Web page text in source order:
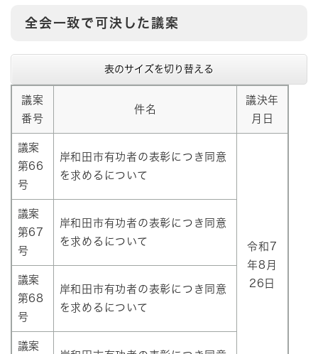
全会一致で可決した議案
表のサイズを切り替える
議案
番号
件名
議決年
月日
議案
第66
号
岸和田市有功者の表彰につき同意
を求めるについて
令和7
年8月
26日
議案
第67
号
岸和田市有功者の表彰につき同意
を求めるについて
議案
第68
号
岸和田市有功者の表彰につき同意
を求めるについて
議案